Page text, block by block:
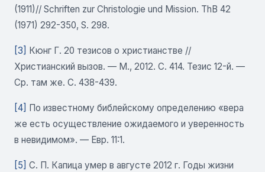
(1911)// Schriften zur Christologie und Mission. ThB 42
(1971) 292-350, S. 298.
[3]
Кюнг Г. 20 тезисов о христианстве //
Христианский вызов. — М., 2012. С. 414. Тезис 12-й. —
Ср. там же. С. 438-439.
[4]
По известному библейскому определению «вера
же есть осуществление ожидаемого и уверенность
в невидимом». — Евр. 11:1.
[5] С. П. Капица умер в августе 2012 г. Годы жизни